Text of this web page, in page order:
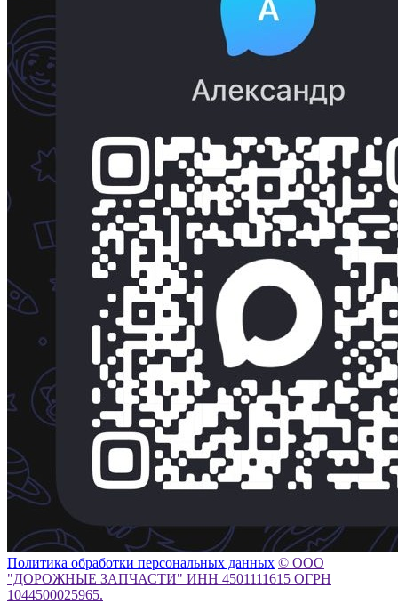
Политика обработки персональных данных © ООО
"ДОРОЖНЫЕ ЗАПЧАСТИ" ИНН 4501111615 ОГРН
1044500025965.